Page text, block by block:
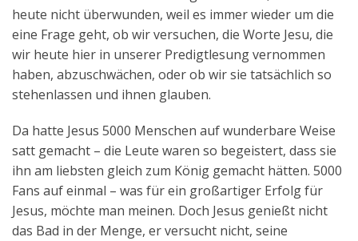
heute nicht überwunden, weil es immer wieder um die
eine Frage geht, ob wir versuchen, die Worte Jesu, die
wir heute hier in unserer Predigtlesung vernommen
haben, abzuschwächen, oder ob wir sie tatsächlich so
stehenlassen und ihnen glauben.
Da hatte Jesus 5000 Menschen auf wunderbare Weise
satt gemacht – die Leute waren so begeistert, dass sie
ihn am liebsten gleich zum König gemacht hätten. 5000
Fans auf einmal – was für ein großartiger Erfolg für
Jesus, möchte man meinen. Doch Jesus genießt nicht
das Bad in der Menge, er versucht nicht, seine